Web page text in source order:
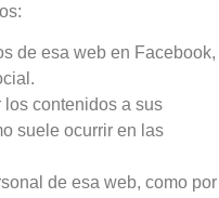
de esa web en Facebook,
los contenidos a sus
suele ocurrir en las
de esa web, como por